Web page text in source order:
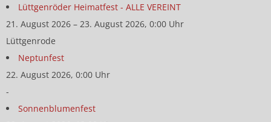
Lüttgenröder Heimatfest - ALLE VEREINT
21. August 2026 – 23. August 2026, 0:00 Uhr
Lüttgenrode
Neptunfest
22. August 2026, 0:00 Uhr
-
Sonnenblumenfest